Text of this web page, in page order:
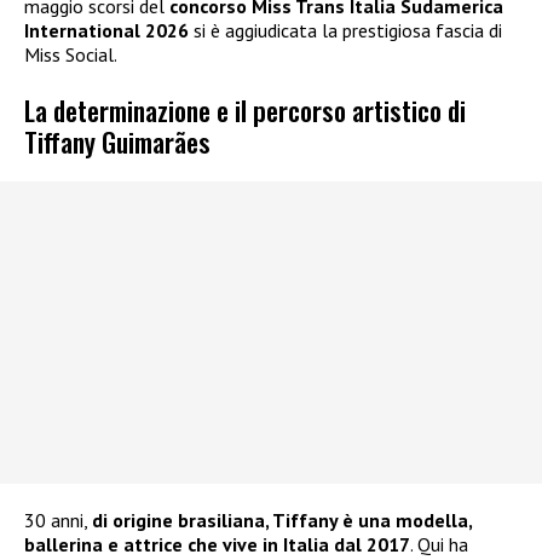
maggio scorsi del concorso Miss Trans Italia Sudamerica
International 2026 si è aggiudicata la prestigiosa fascia di
Miss Social.
La determinazione e il percorso artistico di
Tiffany Guimarães
30 anni, di origine brasiliana, Tiffany è una modella,
ballerina e attrice che vive in Italia dal 2017. Qui ha